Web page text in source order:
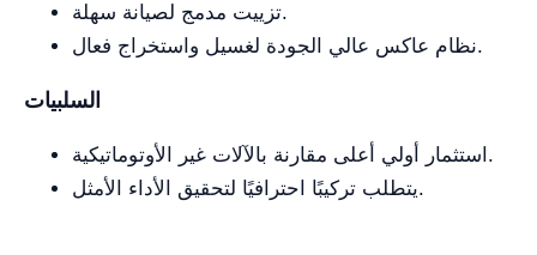
تزييت مدمج لصيانة سهلة.
نظام عاكس عالي الجودة لغسيل واستخراج فعال.
السلبيات
استثمار أولي أعلى مقارنة بالآلات غير الأوتوماتيكية.
يتطلب تركيبًا احترافيًا لتحقيق الأداء الأمثل.